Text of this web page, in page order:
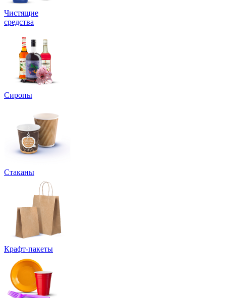
Чистящие
средства
Сиропы
Стаканы
Крафт-пакеты